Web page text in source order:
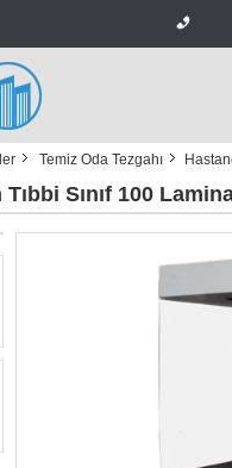
Temiz Oda Tezgahı
Sınıf 100